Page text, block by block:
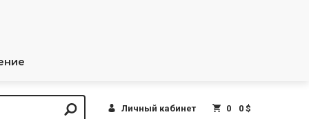
Личный кабинет 0 0 $